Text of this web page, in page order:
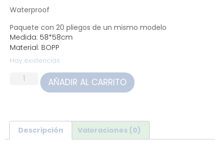
Waterproof
Paquete con 20 pliegos de un mismo modelo
Medida: 58*58cm
Material: BOPP
Hay existencias
AÑADIR AL CARRITO
Descripción Valoraciones (0)